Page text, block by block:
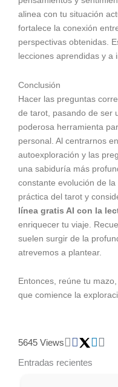
alinea con tu situación
fortalece la conexión
perspectivas obtenidas.
lecciones aprendidas y a
Conclusión
Hacer las preguntas
de tarot, pasando de ser
poderosa herramienta
personal. Al centrarnos
autoexploración y las
una sabiduría más
constante evolución de
práctica del tarot y
línea gratis AI con la
enriquecer tu viaje.
suelen surgir de la
atrevemos a plantear.
Entonces, reúne tu
que comience la
5645 Views
Entradas recientes